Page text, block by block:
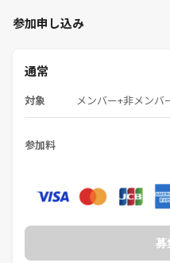
（人数が極端に多くなったときは
⑤お互いに自分の仕事の簡単な紹
す）
（もっとお話ししたい方とは
⑦丁寧にお話ししていただいた
⑧このようにテーブル単位でお
を予定しています。40分間で初
⑨後半は立席式となり、まだお
理論的には全員と名刺交換が可
ちょっと話足りなかった人に話し
参加申し込み
通常
対象 メンバー+非メンバ
参加料
募